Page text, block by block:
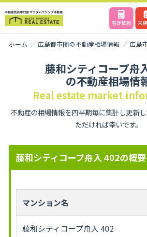
査定依頼 来
ホーム 広島都市圏の不動産相場情報 広島
藤和シティコープ舟
の不動産相場情
Real estate market
不動産の相場情報を四半期毎に集計し更新
ただければ幸いです。
藤和シティコープ舟入 402の概要
マンション名
藤和シティコープ舟入 402